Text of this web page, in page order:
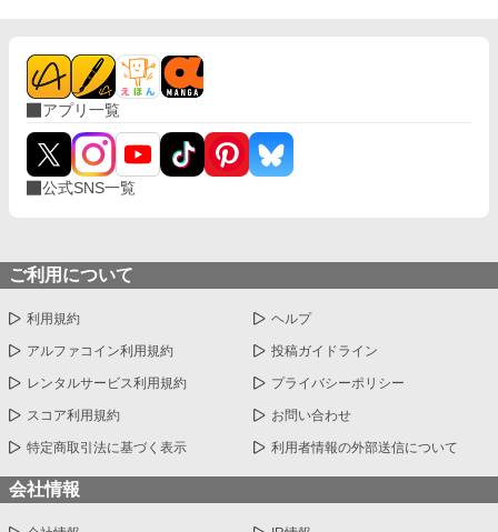
アプリ一覧
公式SNS一覧
ご利用について
利用規約 ヘルプ
アルファコイン利用規約 投稿ガイドライン
レンタルサービス利用規約 プライバシーポリシー
スコア利用規約 お問い合わせ
特定商取引法に基づく表示 利用者情報の外部送信について
会社情報